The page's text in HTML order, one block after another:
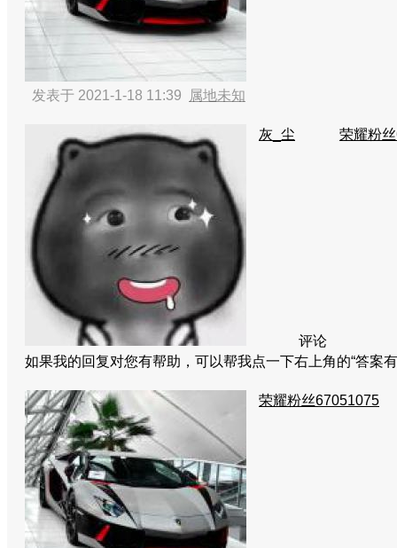
发表于 2021-1-18 11:39 属地未知
灰_尘
评论
荣耀粉
如果我的回复对您有帮助，可以帮我点一下右上角的“答案
荣耀粉丝67051075